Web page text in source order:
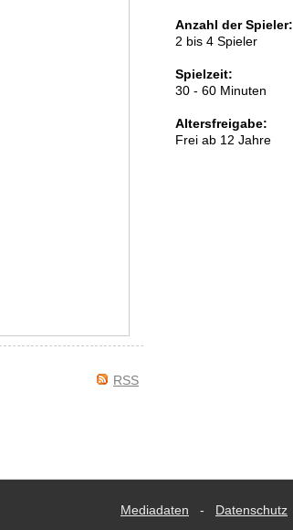
Anzahl der Spieler:
2 bis 4 Spieler
Spielzeit:
30 - 60 Minuten
Altersfreigabe:
Frei ab 12 Jahre
RSS
Mediadaten - Datenschutz